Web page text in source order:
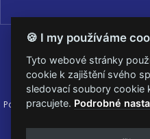
Podmínky užití 🍪 Změnit nastavení
🍪 I my používáme
Tyto webové stránky
cookie k zajištění svého
sledovací soubory cookie
pracujete. Podrobné